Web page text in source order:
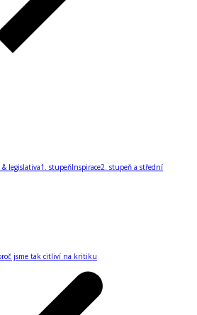
& legislativa1. stupeňInspirace2. stupeň a střední
jsme tak citliví na kritiku